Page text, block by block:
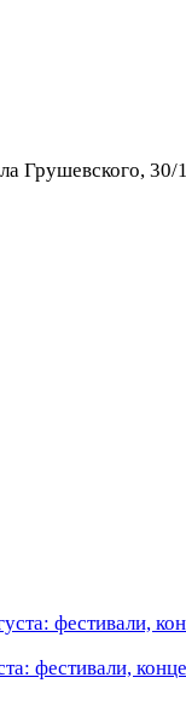
Грушевского, 30/
фестивали,